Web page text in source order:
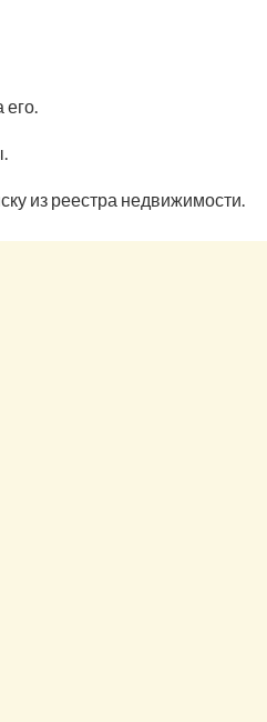
из реестра недвижимости.